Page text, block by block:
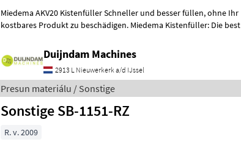
Miedema AKV20 Kistenfüller Schneller und besser füllen, ohne Ihr
kostbares Produkt zu beschädigen. Miedema Kistenfüller: Die best
Duijndam Machines
2913 L Nieuwerkerk a/d IJssel
Presun materiálu / Sonstige
Sonstige SB-1151-RZ
R. v. 2009